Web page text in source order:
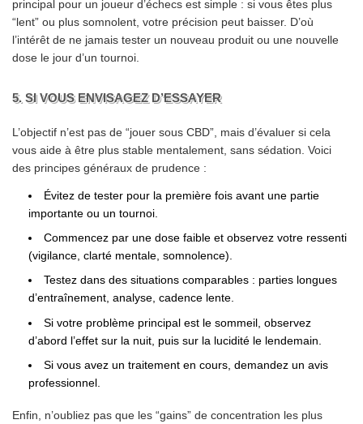
principal pour un joueur d’échecs est simple : si vous êtes plus
“lent” ou plus somnolent, votre précision peut baisser. D’où
l’intérêt de ne jamais tester un nouveau produit ou une nouvelle
dose le jour d’un tournoi.
5. SI VOUS ENVISAGEZ D’ESSAYER
L’objectif n’est pas de “jouer sous CBD”, mais d’évaluer si cela
vous aide à être plus stable mentalement, sans sédation. Voici
des principes généraux de prudence :
Évitez de tester pour la première fois avant une partie
importante ou un tournoi.
Commencez par une dose faible et observez votre ressenti
(vigilance, clarté mentale, somnolence).
Testez dans des situations comparables : parties longues
d’entraînement, analyse, cadence lente.
Si votre problème principal est le sommeil, observez
d’abord l’effet sur la nuit, puis sur la lucidité le lendemain.
Si vous avez un traitement en cours, demandez un avis
professionnel.
Enfin, n’oubliez pas que les “gains” de concentration les plus